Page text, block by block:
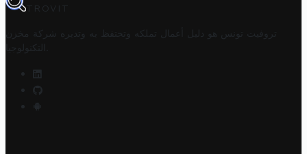
TROVIT
تروفيت تونس هو دليل أعمال تملكه وتحتفظ به وتديره
شركة مخزن
التكنولوجيا